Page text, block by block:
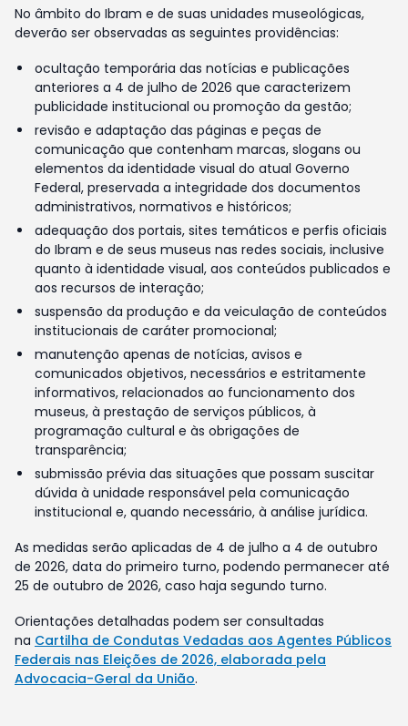
No âmbito do Ibram e de suas unidades museológicas,
deverão ser observadas as seguintes providências:
ocultação temporária das notícias e publicações
anteriores a 4 de julho de 2026 que caracterizem
publicidade institucional ou promoção da gestão;
revisão e adaptação das páginas e peças de
comunicação que contenham marcas, slogans ou
elementos da identidade visual do atual Governo
Federal, preservada a integridade dos documentos
administrativos, normativos e históricos;
adequação dos portais, sites temáticos e perfis oficiais
do Ibram e de seus museus nas redes sociais, inclusive
quanto à identidade visual, aos conteúdos publicados e
aos recursos de interação;
suspensão da produção e da veiculação de conteúdos
institucionais de caráter promocional;
manutenção apenas de notícias, avisos e
comunicados objetivos, necessários e estritamente
informativos, relacionados ao funcionamento dos
museus, à prestação de serviços públicos, à
programação cultural e às obrigações de
transparência;
submissão prévia das situações que possam suscitar
dúvida à unidade responsável pela comunicação
institucional e, quando necessário, à análise jurídica.
As medidas serão aplicadas de 4 de julho a 4 de outubro
de 2026, data do primeiro turno, podendo permanecer até
25 de outubro de 2026, caso haja segundo turno.
Orientações detalhadas podem ser consultadas
na Cartilha de Condutas Vedadas aos Agentes Públicos
Federais nas Eleições de 2026, elaborada pela
Advocacia-Geral da União.